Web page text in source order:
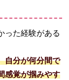
った経験がある
自分が何分間で
感覚が掴みやす